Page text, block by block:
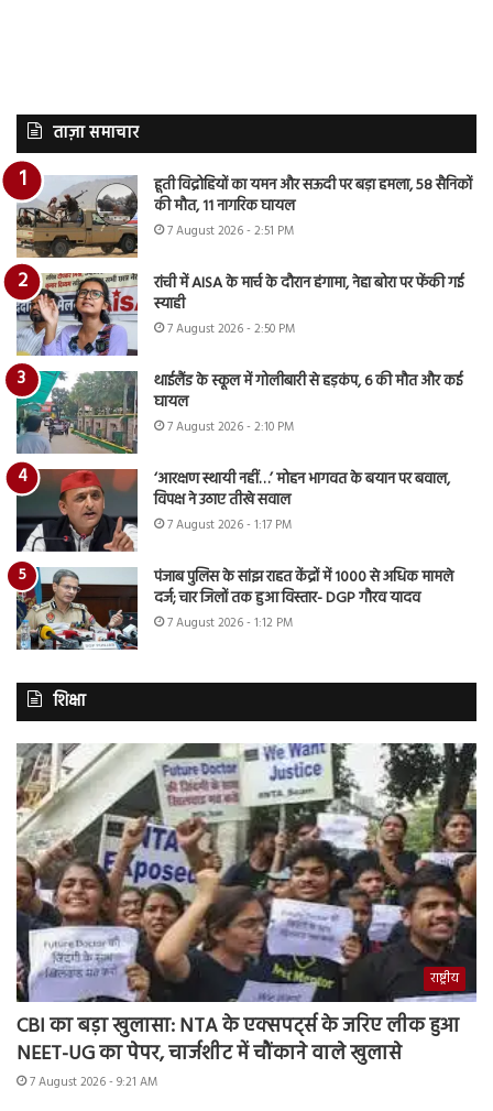
ताज़ा समाचार
हूती विद्रोहियों का यमन और सऊदी पर बड़ा हमला, 58 सैनिकों
की मौत, 11 नागरिक घायल
7 August 2026 - 2:51 PM
रांची में AISA के मार्च के दौरान हंगामा, नेहा बोरा पर फेंकी गई
स्याही
7 August 2026 - 2:50 PM
थाईलैंड के स्कूल में गोलीबारी से हड़कंप, 6 की मौत और कई
घायल
7 August 2026 - 2:10 PM
‘आरक्षण स्थायी नहीं…’ मोहन भागवत के बयान पर बवाल,
विपक्ष ने उठाए तीखे सवाल
7 August 2026 - 1:17 PM
पंजाब पुलिस के सांझ राहत केंद्रों में 1000 से अधिक मामले
दर्ज; चार जिलों तक हुआ विस्तार- DGP गौरव यादव
7 August 2026 - 1:12 PM
शिक्षा
राष्ट्रीय
CBI का बड़ा खुलासा: NTA के एक्सपर्ट्स के जरिए लीक हुआ
NEET-UG का पेपर, चार्जशीट में चौंकाने वाले खुलासे
7 August 2026 - 9:21 AM